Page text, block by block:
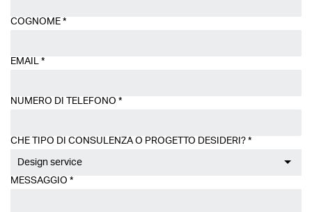
COGNOME *
EMAIL *
NUMERO DI TELEFONO *
CHE TIPO DI CONSULENZA O PROGETTO DESIDERI? *
Design service
MESSAGGIO *